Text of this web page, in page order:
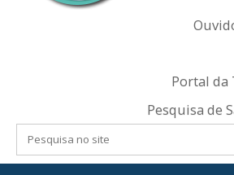
Portal da
Pesquisa de